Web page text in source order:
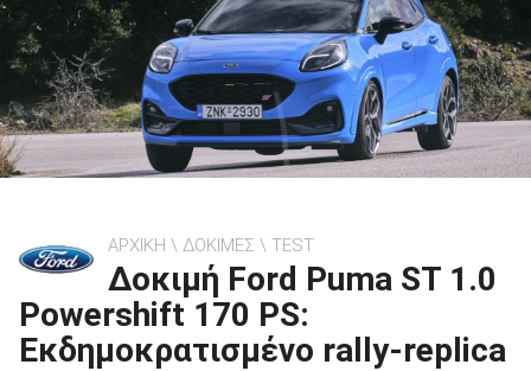
Βρες τα πάντα για το
αυτοκίνητο!
βρες το!
Καινούρια
ΑΡΧΙΚΗ ΔΟΚΙΜΕΣ TEST
Δοκιμή Ford Puma ST 1.0
Powershift 170 PS:
Εκδημοκρατισμένο rally-replica